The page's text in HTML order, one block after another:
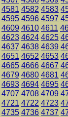
4581 4582 4583
4595 4596 4597
4609 4610 4611
4623 4624 4625
4637 4638 4639
4651 4652 4653
4665 4666 4667
4679 4680 4681
4693 4694 4695
4707 4708 4709
4721 4722 4723
4735 4736 4737